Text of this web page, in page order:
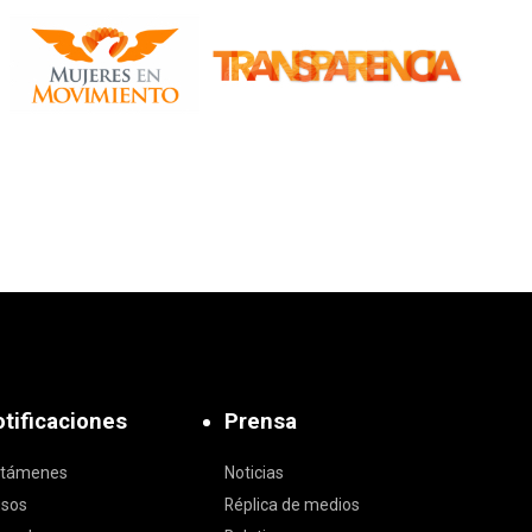
Prensa
Noticias
Réplica de medios